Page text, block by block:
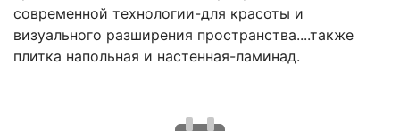
современной технологии-для красоты и
визуального разширения пространства....также
плитка напольная и настенная-ламинад.